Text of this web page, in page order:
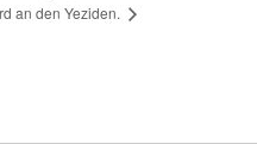
an den Yeziden.